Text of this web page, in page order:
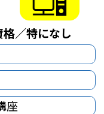
格／特になし
座